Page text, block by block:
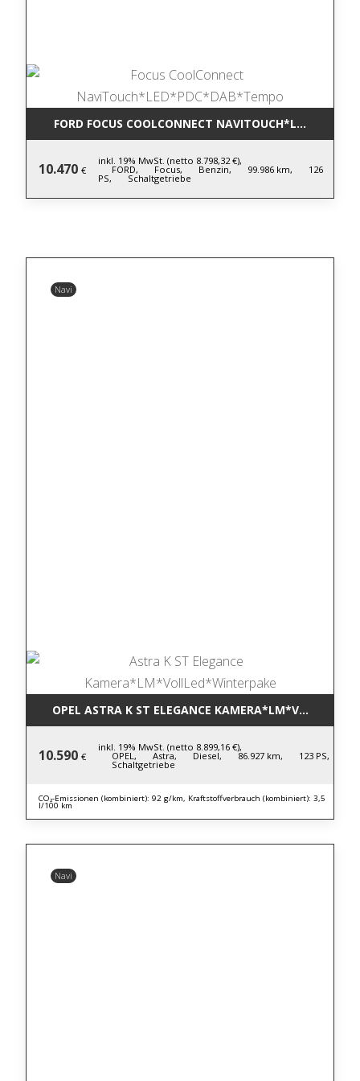
FORD FOCUS COOLCONNECT
10.470 €
inkl. 19% MwSt. (netto 8.798,32 €),
FORD, Focus, Benzin, 99.986 km, 126
PS, Schaltgetriebe
Navi
OPEL ASTRA K ST ELEGANCE
10.590 €
inkl. 19% MwSt. (netto 8.899,16 €),
OPEL, Astra, Diesel, 86.927 km, 123 PS,
Schaltgetriebe
CO₂-Emissionen (kombiniert): 92 g/km, Kraftstoffverbrauch (kombiniert): 3,5
l/100 km
Navi